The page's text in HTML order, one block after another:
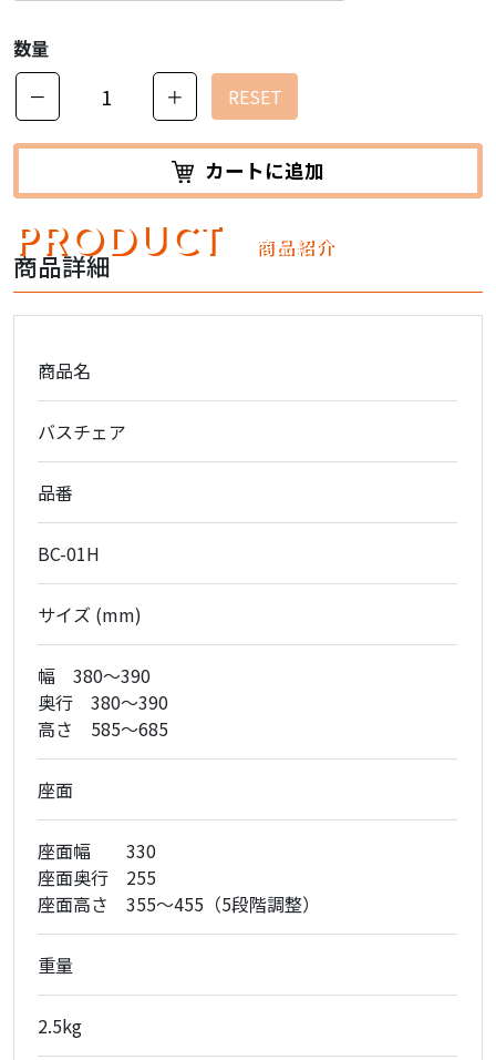
PRODUCT 商品紹介
数量
－
＋ RESET
カートに追加
商品詳細
商品名
バスチェア
品番
BC-01H
サイズ (mm)
幅 380～390
奥行 380～390
高さ 585～685
座面
座面幅 330
座面奥行 255
座面高さ 355～455（5段階調整）
重量
2.5kg